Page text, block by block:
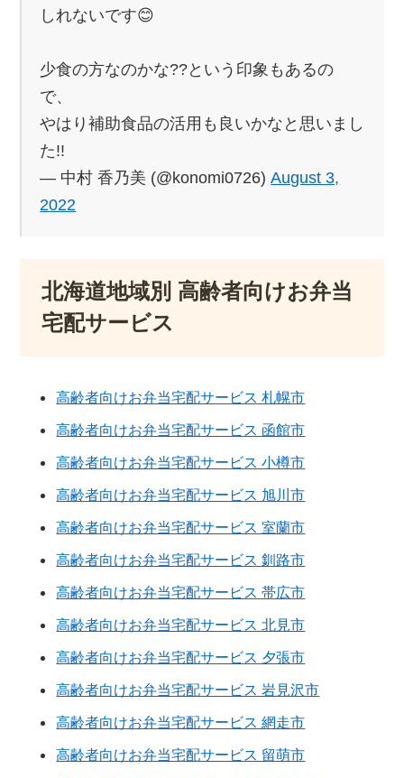
しれないです😊
少食の方なのかな??という印象もあるの
で、
やはり補助食品の活用も良いかなと思いまし
た!!
— 中村 香乃美 (@konomi0726)August 3,
2022
北海道地域別 高齢者向けお弁当
宅配サービス
高齢者向けお弁当宅配サービス 札幌市
高齢者向けお弁当宅配サービス 函館市
高齢者向けお弁当宅配サービス 小樽市
高齢者向けお弁当宅配サービス 旭川市
高齢者向けお弁当宅配サービス 室蘭市
高齢者向けお弁当宅配サービス 釧路市
高齢者向けお弁当宅配サービス 帯広市
高齢者向けお弁当宅配サービス 北見市
高齢者向けお弁当宅配サービス 夕張市
高齢者向けお弁当宅配サービス 岩見沢市
高齢者向けお弁当宅配サービス 網走市
高齢者向けお弁当宅配サービス 留萌市